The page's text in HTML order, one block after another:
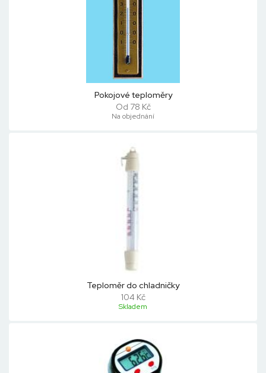
Pokojové teploměry
Od 78 Kč
Na objednání
Teploměr do chladničky
104 Kč
Skladem